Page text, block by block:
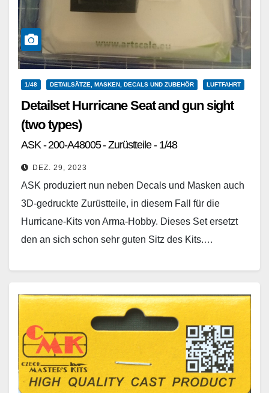
1/48 DETAILSÄTZE, MASKEN, DECALS UND ZUBEHÖR LUFTFAHRT
Detailset Hurricane Seat and gun sight
(two types)
ASK - 200-A48005 - Zurüstteile - 1/48
DEZ. 29, 2023
ASK produziert nun neben Decals und Masken auch
3D-gedruckte Zurüstteile, in diesem Fall für die
Hurricane-Kits von Arma-Hobby. Dieses Set ersetzt
den an sich schon sehr guten Sitz des Kits.…